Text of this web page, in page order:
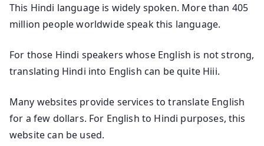
This Hindi language is widely spoken. More than 405
million people worldwide speak this language.
For those Hindi speakers whose English is not strong,
translating Hindi into English can be quite Hiii.
Many websites provide services to translate English
for a few dollars. For English to Hindi purposes, this
website can be used.